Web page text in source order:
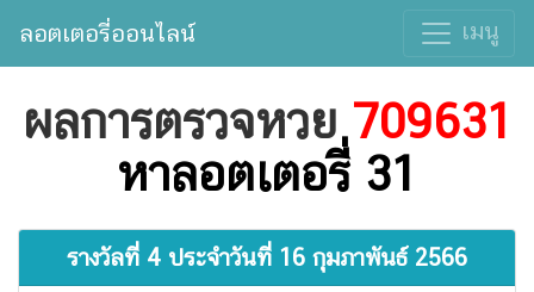
ลอตเตอรี่ออนไลน์ เมนู
ผลการตรวจหวย709631
หาลอตเตอรี่ 31
รางวัลที่ 4 ประจำวันที่ 16 กุมภาพันธ์ 2566